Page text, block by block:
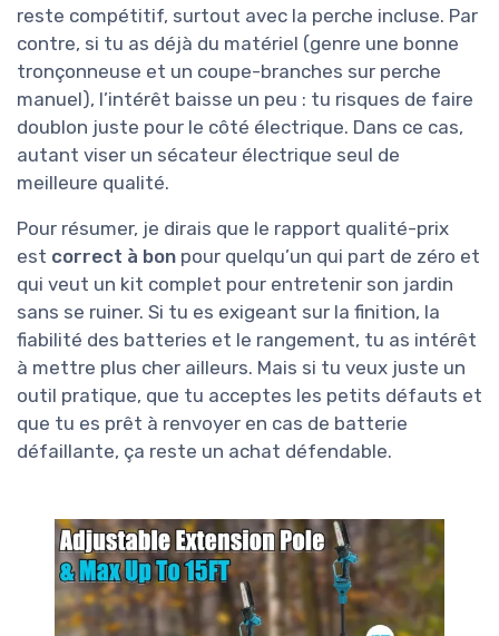
reste compétitif, surtout avec la perche incluse. Par
contre, si tu as déjà du matériel (genre une bonne
tronçonneuse et un coupe-branches sur perche
manuel), l’intérêt baisse un peu : tu risques de faire
doublon juste pour le côté électrique. Dans ce cas,
autant viser un sécateur électrique seul de
meilleure qualité.
Pour résumer, je dirais que le rapport qualité-prix
est correct à bon pour quelqu’un qui part de zéro et
qui veut un kit complet pour entretenir son jardin
sans se ruiner. Si tu es exigeant sur la finition, la
fiabilité des batteries et le rangement, tu as intérêt
à mettre plus cher ailleurs. Mais si tu veux juste un
outil pratique, que tu acceptes les petits défauts et
que tu es prêt à renvoyer en cas de batterie
défaillante, ça reste un achat défendable.